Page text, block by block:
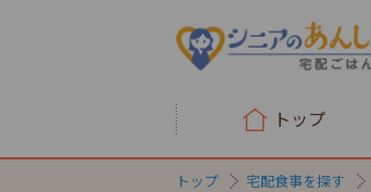
トップ
トップ 宅配食事を探す